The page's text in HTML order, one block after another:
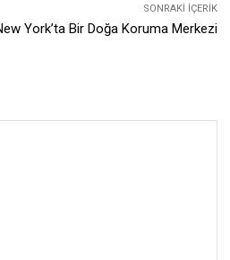
SONRAKI İÇERIK
York’ta Bir Doğa Koruma Merkezi